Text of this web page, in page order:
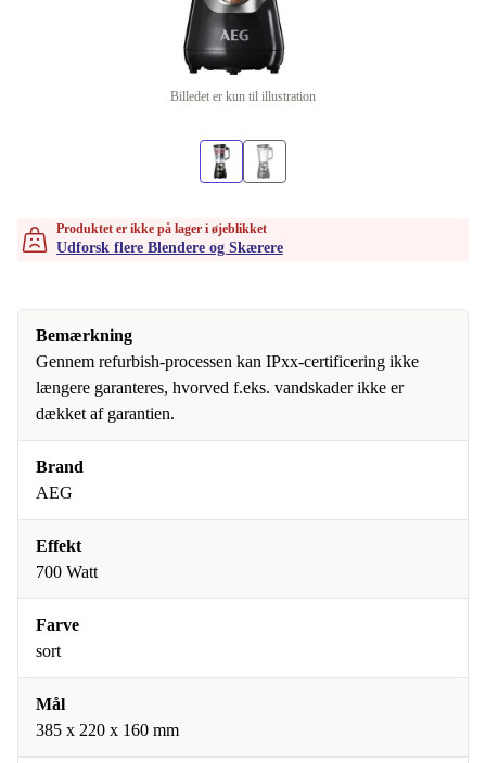
Billedet er kun til illustration
Produktet er ikke på lager i øjeblikket
Udforsk flere Blendere og Skærere
Bemærkning
Gennem refurbish-processen kan IPxx-certificering ikke
længere garanteres, hvorved f.eks. vandskader ikke er
dækket af garantien.
Brand
AEG
Effekt
700 Watt
Farve
sort
Mål
385 x 220 x 160 mm